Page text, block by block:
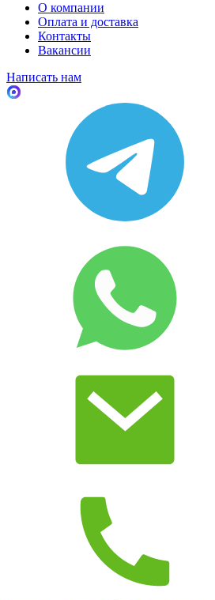
О компании
Оплата и доставка
Контакты
Вакансии
Написать нам